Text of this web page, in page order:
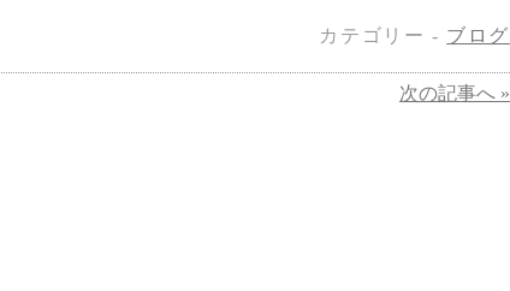
カテゴリー - ブログ
次の記事へ »